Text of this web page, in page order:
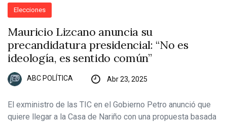
Elecciones
Mauricio Lizcano anuncia su
precandidatura presidencial: “No es
ideología, es sentido común”
ABC POLÍTICA Abr 23, 2025
El exministro de las TIC en el Gobierno Petro anunció que
quiere llegar a la Casa de Nariño con una propuesta basada